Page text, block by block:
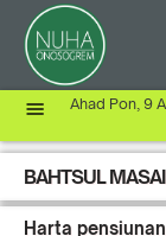
Ahad Pon, 9
BAHTSUL
Harta